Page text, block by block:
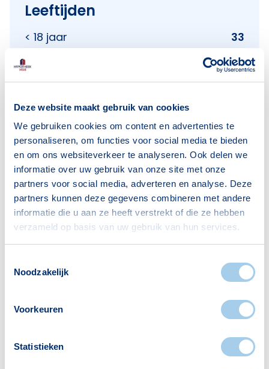
Deze website maakt gebruik van cookies
We gebruiken cookies om content en advertenties te
personaliseren, om functies voor social media te bieden
en om ons websiteverkeer te analyseren. Ook delen we
informatie over uw gebruik van onze site met onze
partners voor social media, adverteren en analyse. Deze
partners kunnen deze gegevens combineren met andere
informatie die u aan ze heeft verstrekt of die ze hebben
verzameld op basis van uw gebruik van hun services.
Noodzakelijk
Voorkeuren
Statistieken
Leeftijden
< 18 jaar
33
18–25 jaar
83
270
Bron: CBS
Huishoudens
Alleenwonend
0
Gezin zonder kinderen
0
Gezin met kinderen
0